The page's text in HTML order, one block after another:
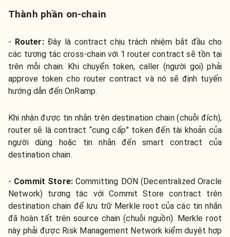
Thành phần on-chain
- Router:Đây là contract chịu trách nhiệm bắt đầu cho
các tương tác cross-chain với 1 router contract sẽ tồn tại
trên mỗi chain. Khi chuyển token, caller (người gọi) phải
approve token cho router contract và nó sẽ định tuyến
hướng dẫn đến OnRamp.
Khi nhận được tin nhắn trên destination chain (chuỗi đích),
router sẽ là contract “cung cấp” token đến tài khoản của
người dùng hoặc tin nhắn đến smart contract của
destination chain.
- Commit Store: Committing DON (Decentralized Oracle
Network) tương tác với Commit Store contract trên
destination chain để lưu trữ Merkle root của các tin nhắn
đã hoàn tất trên source chain (chuỗi nguồn). Merkle root
này phải được Risk Management Network kiểm duyệt hợp